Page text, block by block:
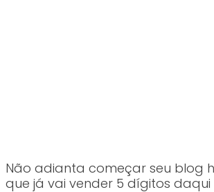
Não adianta começar seu blog
que já vai vender 5 dígitos daqui